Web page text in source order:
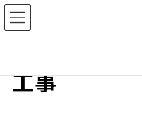
コ
ン
ナ
ビ
工事